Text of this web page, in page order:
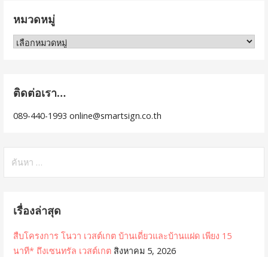
หมวดหมู่
หมวด
ติดต่อเรา…
089-440-1993 online@smartsign.co.th
สำหรับ:
เรื่องล่าสุด
สืบโครงการ โนวา เวสต์เกต บ้านเดี่ยวและบ้านแฝด เพียง 15
นาที* ถึงเซนทรัล เวสต์เกต สิงหาคม 5, 2026